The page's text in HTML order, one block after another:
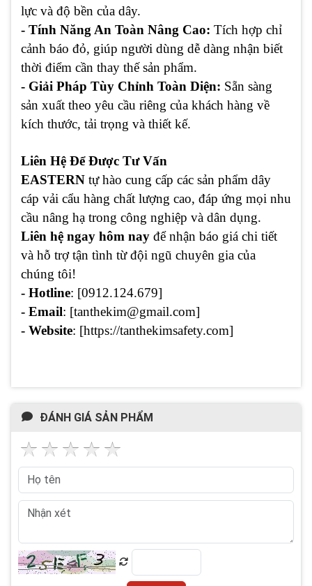
lực và độ bền của dây.
- Tính Năng An Toàn Nâng Cao: Tích hợp chỉ
cảnh báo đỏ, giúp người dùng dễ dàng nhận biết
thời điểm cần thay thế sản phẩm.
- Giải Pháp Tùy Chỉnh Toàn Diện: Sẵn sàng
sản xuất theo yêu cầu riêng của khách hàng về
kích thước, tải trọng và thiết kế.
Liên Hệ Để Được Tư Vấn
EASTERN tự hào cung cấp các sản phẩm dây
cáp vải cẩu hàng chất lượng cao, đáp ứng mọi nhu
cầu nâng hạ trong công nghiệp và dân dụng.
Liên hệ ngay hôm nay để nhận báo giá chi tiết
và hỗ trợ tận tình từ đội ngũ chuyên gia của
chúng tôi!
- Hotline: [0912.124.679]
- Email: [tanthekim@gmail.com]
- Website: [https://tanthekimsafety.com]
ĐÁNH GIÁ SẢN PHẨM